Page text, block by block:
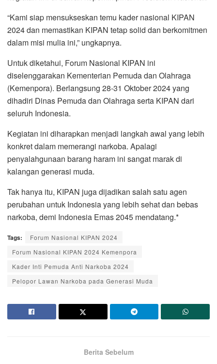
“Kami siap mensukseskan temu kader nasional KIPAN
2024 dan memastikan KIPAN tetap solid dan berkomitmen
dalam misi mulia ini,” ungkapnya.
Untuk diketahui, Forum Nasional KIPAN ini
diselenggarakan Kementerian Pemuda dan Olahraga
(Kemenpora). Berlangsung 28-31 Oktober 2024 yang
dihadiri Dinas Pemuda dan Olahraga serta KIPAN dari
seluruh Indonesia.
Kegiatan ini diharapkan menjadi langkah awal yang lebih
konkret dalam memerangi narkoba. Apalagi
penyalahgunaan barang haram ini sangat marak di
kalangan generasi muda.
Tak hanya itu, KIPAN juga dijadikan salah satu agen
perubahan untuk Indonesia yang lebih sehat dan bebas
narkoba, demi Indonesia Emas 2045 mendatang.*
Tags:
Forum Nasional KIPAN 2024
Forum Nasional KIPAN 2024 Kemenpora
Kader Inti Pemuda Anti Narkoba 2024
Pelopor Lawan Narkoba pada Generasi Muda
Berita Sebelum